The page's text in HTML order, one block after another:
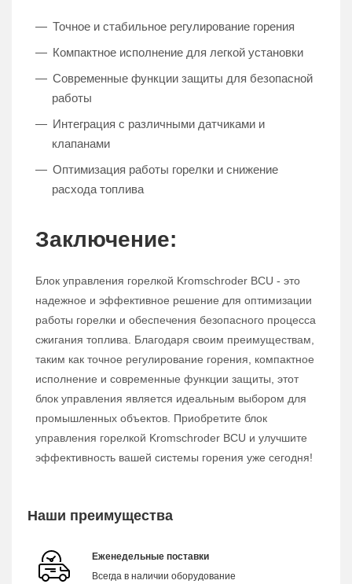
Точное и стабильное регулирование горения
Компактное исполнение для легкой установки
Современные функции защиты для безопасной
работы
Интеграция с различными датчиками и
клапанами
Оптимизация работы горелки и снижение
расхода топлива
Заключение:
Блок управления горелкой Kromschroder BCU - это
надежное и эффективное решение для оптимизации
работы горелки и обеспечения безопасного процесса
сжигания топлива. Благодаря своим преимуществам,
таким как точное регулирование горения, компактное
исполнение и современные функции защиты, этот
блок управления является идеальным выбором для
промышленных объектов. Приобретите блок
управления горелкой Kromschroder BCU и улучшите
эффективность вашей системы горения уже сегодня!
Наши преимущества
Еженедельные поставки
Всегда в наличии оборудование